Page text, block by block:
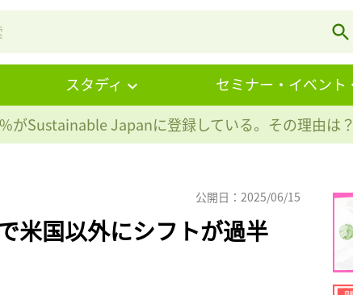
スタディ セミナー・イベント
がSustainable Japanに登録している。その理由は？
公開日：2025/06/15
米国以外にシフトが過半